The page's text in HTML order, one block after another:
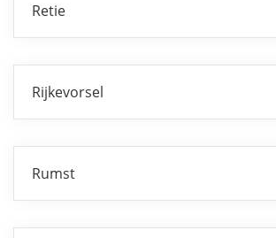
Retie
Rijkevorsel
Rumst